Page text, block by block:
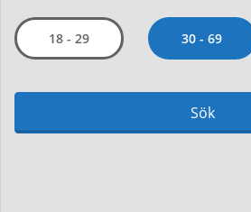
18 - 29 30 - 69
Sök